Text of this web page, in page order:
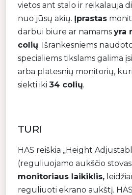
vietos ant stalo ir reikalauja
nuo jūsų akių. Įprastas
darbui biure ar namams yra
colių. Išrankesniems
specialiems tikslams galima
arba platesnių monitorių,
siekti iki 34 colių.
TURI
HAS reiškia „Height
(reguliuojamo aukščio
monitoriaus laikiklis,
reguliuoti ekrano aukštį. HAS